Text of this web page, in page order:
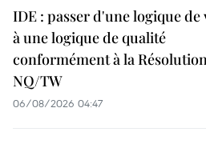
IDE : passer d'une logique de
à une logique de qualité
conformément à la
NQ/TW
06/08/2026 04:47